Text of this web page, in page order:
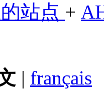
站点 +
| français